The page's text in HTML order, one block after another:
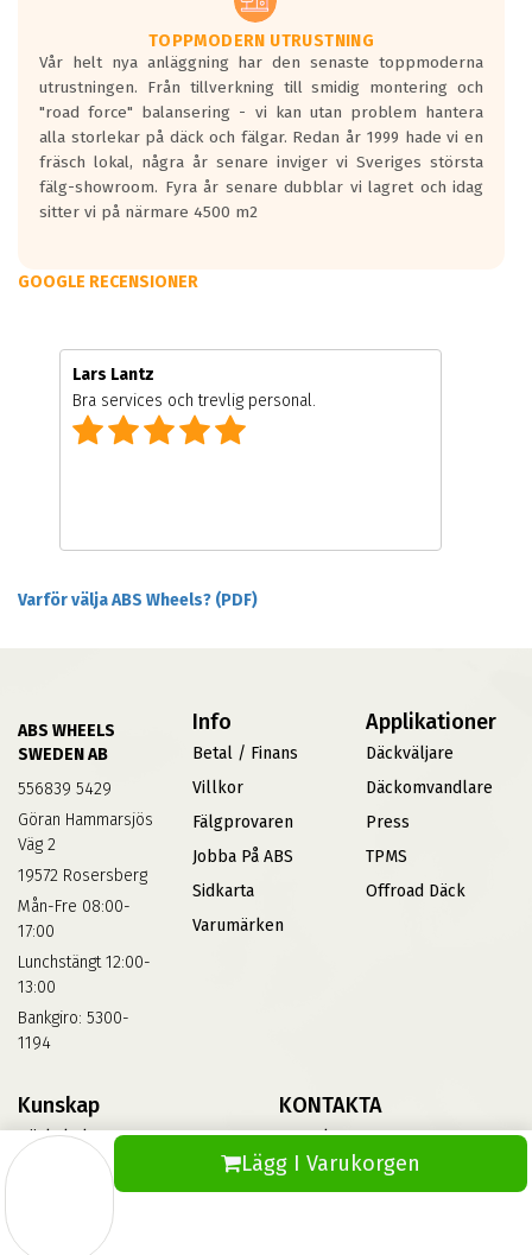
Lägg I Varukorgen
TOPPMODERN UTRUSTNING
Vår helt nya anläggning har den senaste toppmoderna
utrustningen. Från tillverkning till smidig montering och
"road force" balansering - vi kan utan problem hantera
alla storlekar på däck och fälgar. Redan år 1999 hade vi en
fräsch lokal, några år senare inviger vi Sveriges största
fälg-showroom. Fyra år senare dubblar vi lagret och idag
sitter vi på närmare 4500 m2
GOOGLE RECENSIONER
Lars Lantz
Bra services och trevlig personal.
Varför välja ABS Wheels? (PDF)
ABS WHEELS
SWEDEN AB
556839 5429
Göran Hammarsjös
Väg 2
19572 Rosersberg
Mån-Fre 08:00-
17:00
Lunchstängt 12:00-
13:00
Bankgiro: 5300-
1194
Info
Betal / Finans
Villkor
Fälgprovaren
Jobba På ABS
Sidkarta
Varumärken
Applikationer
Däckväljare
Däckomvandlare
Press
TPMS
Offroad Däck
Kunskap
Däckskola
Informationsbank Av Däck
KONTAKTA
Kontakta Oss
Vinterdäck